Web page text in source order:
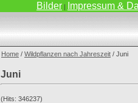
Bilder | Impressum &
Home / Wildpflanzen nach Jahreszeit / Juni
Juni
(Hits: 346237)